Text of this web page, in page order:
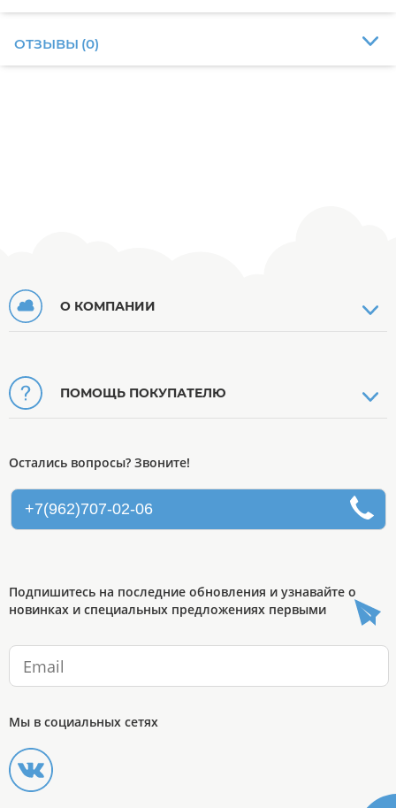
ОТЗЫВЫ (0)
О КОМПАНИИ
ПОМОЩЬ ПОКУПАТЕЛЮ
Остались вопросы? Звоните!
+7(962)707-02-06
Подпишитесь на последние обновления и узнавайте о
новинках и специальных предложениях первыми
Мы в социальных сетях